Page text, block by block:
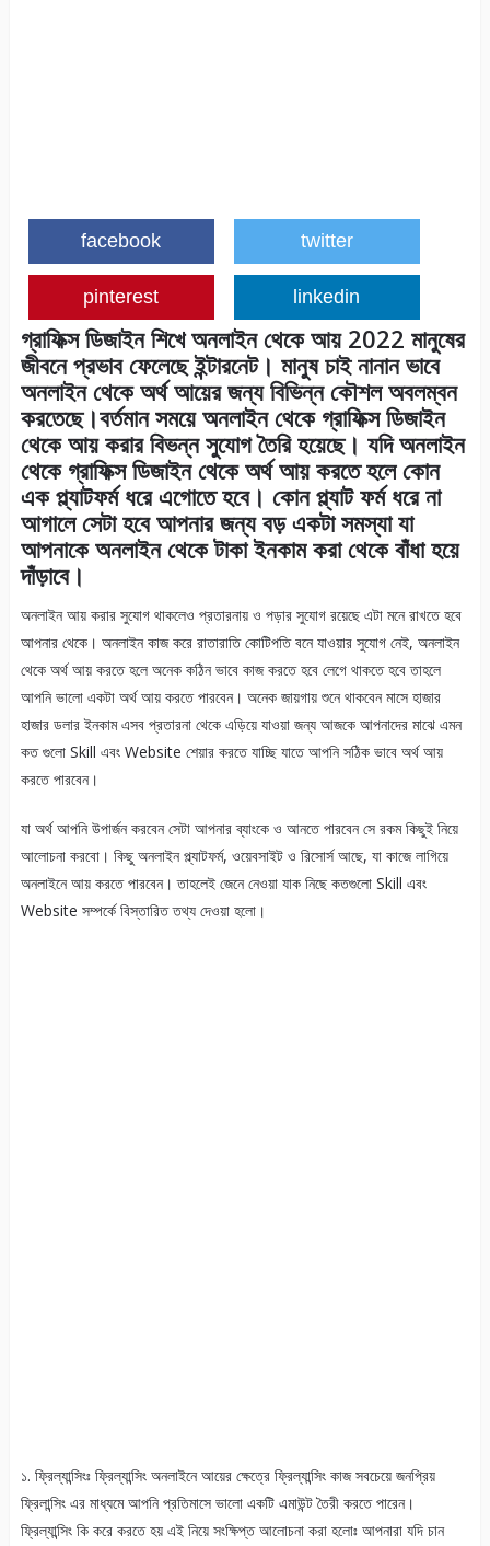
facebook twitter
pinterest linkedin
গ্রাফিক্স ডিজাইন শিখে অনলাইন থেকে আয় 2022 মানুষের
জীবনে প্রভাব ফেলেছে ইন্টারনেট। মানুষ চাই নানান ভাবে
অনলাইন থেকে অর্থ আয়ের জন্য বিভিন্ন কৌশল অবলম্বন
করতেছে।বর্তমান সময়ে অনলাইন থেকে গ্রাফিক্স ডিজাইন
থেকে আয় করার বিভন্ন সুযোগ তৈরি হয়েছে। যদি অনলাইন
থেকে গ্রাফিক্স ডিজাইন থেকে অর্থ আয় করতে হলে কোন
এক প্ল্যাটফর্ম ধরে এগোতে হবে। কোন প্ল্যাট ফর্ম ধরে না
আগালে সেটা হবে আপনার জন্য বড় একটা সমস্যা যা
আপনাকে অনলাইন থেকে টাকা ইনকাম করা থেকে বাঁধা হয়ে
দাঁড়াবে।
অনলাইন আয় করার সুযোগ থাকলেও প্রতারনায় ও পড়ার সুযোগ রয়েছে এটা মনে রাখতে হবে
আপনার থেকে। অনলাইন কাজ করে রাতারাতি কোটিপতি বনে যাওয়ার সুযোগ নেই, অনলাইন
থেকে অর্থ আয় করতে হলে অনেক কঠিন ভাবে কাজ করতে হবে লেগে থাকতে হবে তাহলে
আপনি ভালো একটা অর্থ আয় করতে পারবেন। অনেক জায়গায় শুনে থাকবেন মাসে হাজার
হাজার ডলার ইনকাম এসব প্রতারনা থেকে এড়িয়ে যাওয়া জন্য আজকে আপনাদের মাঝে এমন
কত গুলো Skill এবং Website শেয়ার করতে যাচ্ছি যাতে আপনি সঠিক ভাবে অর্থ আয়
করতে পারবেন।
যা অর্থ আপনি উপার্জন করবেন সেটা আপনার ব্যাংকে ও আনতে পারবেন সে রকম কিছুই নিয়ে
আলোচনা করবো। কিছু অনলাইন প্ল্যাটফর্ম, ওয়েবসাইট ও রিসোর্স আছে, যা কাজে লাগিয়ে
অনলাইনে আয় করতে পারবেন। তাহলেই জেনে নেওয়া যাক নিছে কতগুলো Skill এবং
Website সম্পর্কে বিস্তারিত তথ্য দেওয়া হলো।
১. ফ্রিল্যান্সিংঃ ফ্রিল্যান্সিং অনলাইনে আয়ের ক্ষেত্রে ফ্রিল্যান্সিং কাজ সবচেয়ে জনপ্রিয়
ফ্রিলান্সিং এর মাধ্যমে আপনি প্রতিমাসে ভালো একটি এমাউন্ট তৈরী করতে পারেন।
ফ্রিল্যান্সিং কি করে করতে হয় এই নিয়ে সংক্ষিপ্ত আলোচনা করা হলোঃ আপনারা যদি চান